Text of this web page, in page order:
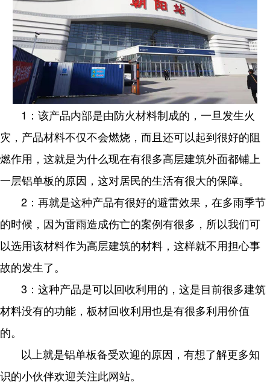
1：该产品内部是由防火材料制成的，一旦发生火
灾，产品材料不仅不会燃烧，而且还可以起到很好的阻
燃作用，这就是为什么现在有很多高层建筑外面都铺上
一层铝单板的原因，这对居民的生活有很大的保障。
2：再就是这种产品有很好的避雷效果，在多雨季节
的时候，因为雷雨造成伤亡的案例有很多，所以我们可
以选用该材料作为高层建筑的材料，这样就不用担心事
故的发生了。
3：这种产品是可以回收利用的，这是目前很多建筑
材料没有的功能，板材回收利用也是有很多利用价值
的。
以上就是铝单板备受欢迎的原因，有想了解更多知
识的小伙伴欢迎关注此网站。